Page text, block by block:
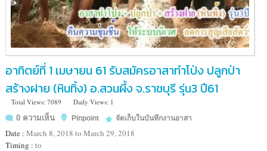
อาทิตย์ที่ 1 เมษายน 61 รับสมัครอาสาทำโป่ง ปลูกป่า
สร้างฝาย (หินทิ้ง) อ.สวนผึ้ง จ.ราชบุรี รุ่น3 ปี61
Total Views: 7089
Daily Views: 1
0 ความเห็น
Pinpoint จัดเก็บในบันทึกงานอาสา
Date : March 8, 2018 to March 29, 2018
Timing : to